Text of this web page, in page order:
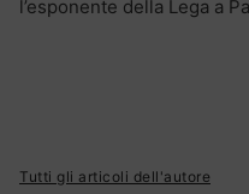
l’esponente della Lega a
Tutti gli articoli dell'autore